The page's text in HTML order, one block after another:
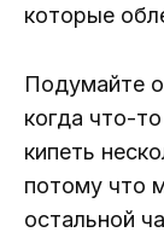
которые
Подумайте
когда что-
кипеть
потому что
остальной